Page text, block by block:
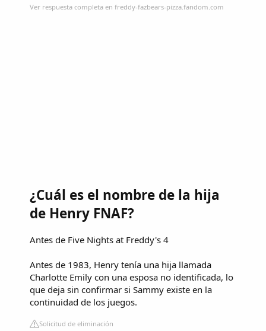
Ver respuesta completa en freddy-fazbears-pizza.fandom.com
¿Cuál es el nombre de la hija
de Henry FNAF?
Antes de Five Nights at Freddy's 4
Antes de 1983, Henry tenía una hija llamada
Charlotte Emily con una esposa no identificada, lo
que deja sin confirmar si Sammy existe en la
continuidad de los juegos.
Solicitud de eliminación